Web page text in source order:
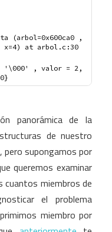
(arbol=0x600ca0 ,
x=4) at arbol.c:30
'\000' , valor = 2,
panorámica de la
de nuestro
pero supongamos por
queremos examinar
cuantos miembros de
el problema
miembro por